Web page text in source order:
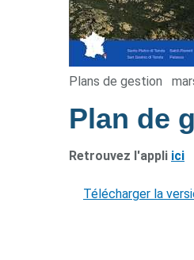
Plans de gestion
Plan de
Retrouvez l'appli ici
Télécharger la